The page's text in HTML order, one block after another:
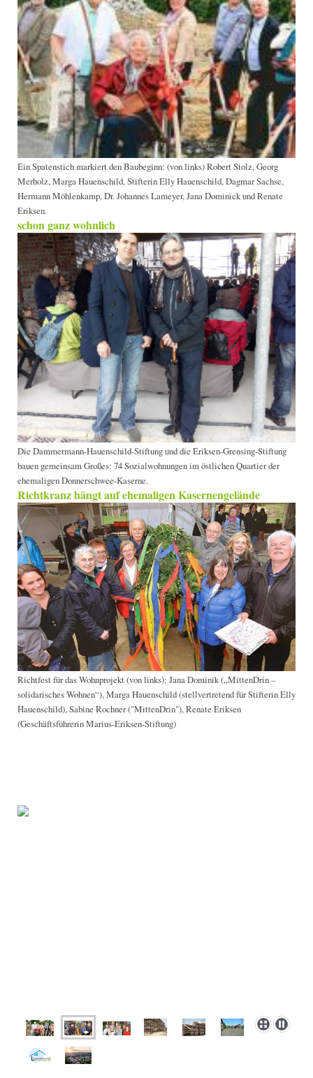
Ein Spatenstich markiert den Baubeginn: (von links) Robert Stolz, Georg
Merholz, Marga Hauenschild, Stifterin Elly Hauenschild, Dagmar Sachse,
Hermann Möhlenkamp, Dr. Johannes Lameyer, Jana Dominick und Renate
Eriksen.
schon ganz wohnlich
Die Dammermann-Hauenschild-Stiftung und die Eriksen-Grensing-Stiftung
bauen gemeinsam Großes: 74 Sozialwohnungen im östlichen Quartier der
ehemaligen Donnerschwee-Kaserne.
Richtkranz hängt auf ehemaligen Kasernengelände
Richtfest für das Wohnprojekt (von links): Jana Dominik („MittenDrin –
solidarisches Wohnen“), Marga Hauenschild (stellvertretend für Stifterin Elly
Hauenschild), Sabine Rochner ("MittenDrin"), Renate Eriksen
(Geschäftsführerin Marius-Eriksen-Stiftung)